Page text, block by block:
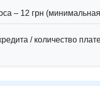
– 12 грн
/ количество